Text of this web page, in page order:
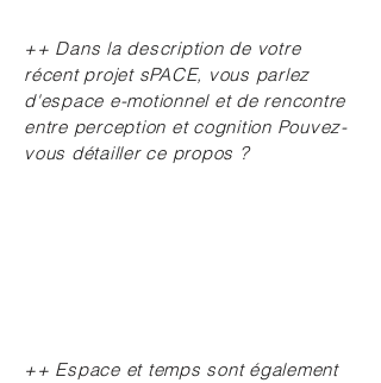
++ Dans la description de votre
récent projet sPACE, vous parlez
d'espace e-motionnel et de rencontre
entre perception et cognition Pouvez-
vous détailler ce propos ?
++ Espace et temps sont également